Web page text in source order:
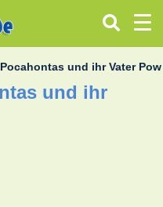
Pocahontas und ihr Vater
und ihr